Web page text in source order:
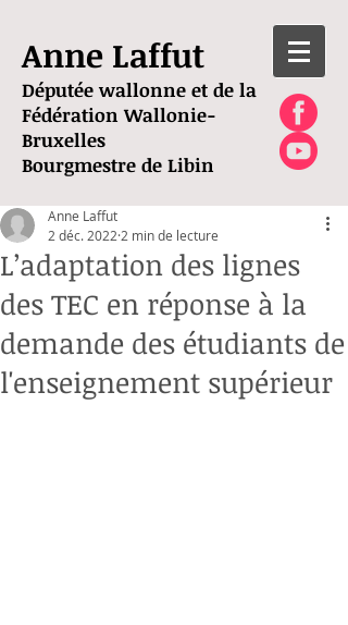
Anne Laffut
Députée wallonne et de la
Fédération Wallonie-
Bruxelles
Bourgmestre de Libin
L’adaptation des lignes
des TEC en réponse à la
demande des étudiants de
l'enseignement supérieur
Anne Laffut
2 déc. 2022 2 min de lecture